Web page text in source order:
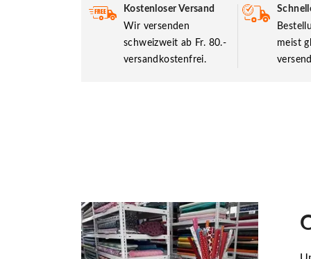
Kostenloser Versand
Wir versenden
schweizweit ab Fr. 80.-
versandkostenfrei.
meist